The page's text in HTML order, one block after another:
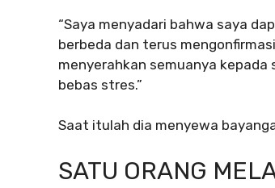
“Saya menyadari bahwa saya
berbeda dan terus
menyerahkan semuanya kepada
bebas stres.”
Saat itulah dia menyewa
SATU ORANG